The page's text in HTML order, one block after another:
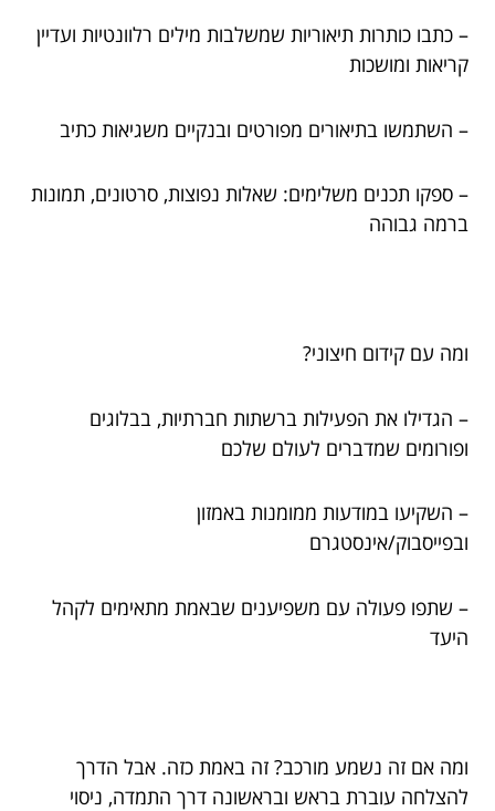
– כתבו כותרות תיאוריות שמשלבות מילים רלוונטיות ועדיין
קריאות ומושכות
– השתמשו בתיאורים מפורטים ובנקיים משגיאות כתיב
– ספקו תכנים משלימים: שאלות נפוצות, סרטונים, תמונות
ברמה גבוהה
ומה עם קידום חיצוני?
– הגדילו את הפעילות ברשתות חברתיות, בבלוגים
ופורומים שמדברים לעולם שלכם
– השקיעו במודעות ממומנות באמזון
ובפייסבוק/אינסטגרם
– שתפו פעולה עם משפיענים שבאמת מתאימים לקהל
היעד
ומה אם זה נשמע מורכב? זה באמת כזה. אבל הדרך
להצלחה עוברת בראש ובראשונה דרך התמדה, ניסוי